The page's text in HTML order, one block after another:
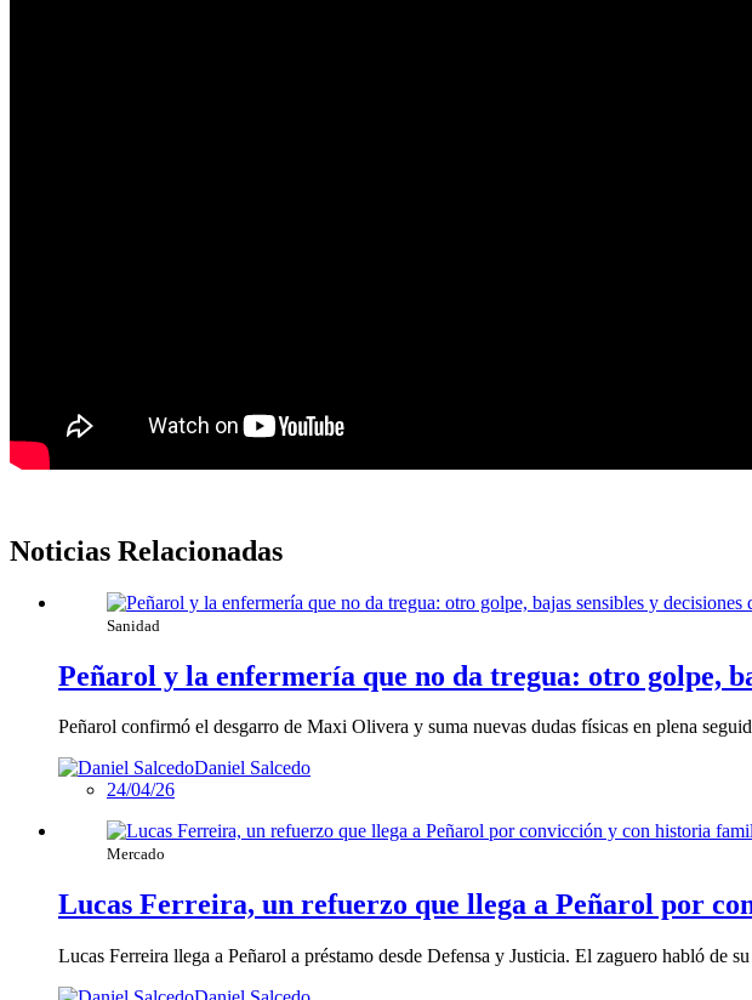
Noticias Relacionadas
Sanidad
Peñarol y la enfermería que no da tregua: otro golpe,
Peñarol confirmó el desgarro de Maxi Olivera y suma nuevas dudas físicas en plena
Daniel Salcedo
24/04/26
Mercado
Lucas Ferreira, un refuerzo que llega a Peñarol por
Lucas Ferreira llega a Peñarol a préstamo desde Defensa y Justicia. El zaguero habló